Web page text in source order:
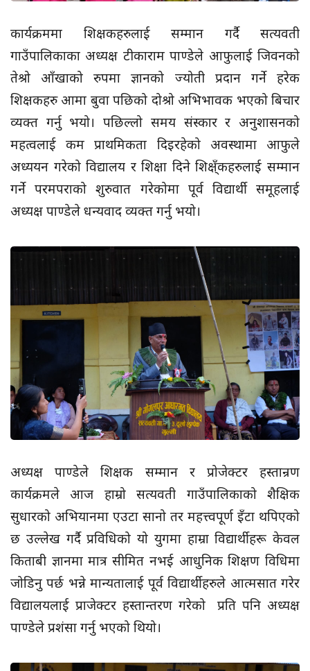
कार्यक्रममा शिक्षकहरुलाई सम्मान गर्दै सत्यवती
गाउँपालिकाका अध्यक्ष टीकाराम पाण्डेले आफुलाई जिवनको
तेश्रो आँखाको रुपमा ज्ञानको ज्योती प्रदान गर्ने हरेक
शिक्षकहरु आमा बुवा पछिको दोश्रो अभिभावक भएको बिचार
व्यक्त गर्नु भयो। पछिल्लो समय संस्कार र अनुशासनको
महत्वलाई कम प्राथमिकता दिइरहेको अवस्थामा आफुले
अध्ययन गरेको विद्यालय र शिक्षा दिने शिक्ष्ँकहरुलाई सम्मान
गर्ने परमपराको शुरुवात गरेकोमा पूर्व विद्यार्थी समूहलाई
अध्यक्ष पाण्डेले धन्यवाद व्यक्त गर्नु भयो।
अध्यक्ष पाण्डेले शिक्षक सम्मान र प्रोजेक्टर हस्तान्रण
कार्यक्रमले आज हाम्रो सत्यवती गाउँपालिकाको शैक्षिक
सुधारको अभियानमा एउटा सानो तर महत्त्वपूर्ण इँटा थपिएको
छ उल्लेख गर्दै प्रविधिको यो युगमा हाम्रा विद्यार्थीहरू केवल
किताबी ज्ञानमा मात्र सीमित नभई आधुनिक शिक्षण विधिमा
जोडिनु पर्छ भन्ने मान्यतालाई पूर्व विद्यार्थीहरुले आत्मसात गरेर
विद्यालयलाई प्राजेक्टर हस्तान्तरण गरेको प्रति पनि अध्यक्ष
पाण्डेले प्रशंसा गर्नु भएको थियो।